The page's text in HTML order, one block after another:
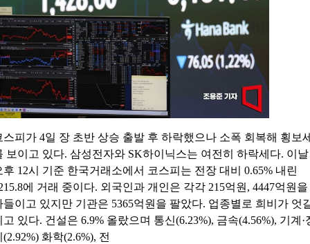
스피가 4일 장 초반 상승 출발 후 하락했으나 소폭 회복해 횡보
보이고 있다. 삼성전자와 SK하이닉스는 여전히 하락세다. 이날
후 12시 기준 한국거래소에서 코스피는 전장 대비 0.65% 내린
에 거래 중이다. 외국인과 개인은 각각 215억원, 4447억원을
들이고 있지만 기관은 5365억원을 팔았다. 업종별로 희비가 엇
고 있다. 건설은 6.9% 올랐으며 통신(6.23%), 금속(4.56%), 기계·
(2.92%) 화학(2.6%), 전